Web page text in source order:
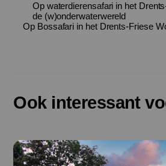
Op waterdierensafari in het
de (w)onderwaterwereld
Op Bossafari in het Drents-Friese
Ook interessant